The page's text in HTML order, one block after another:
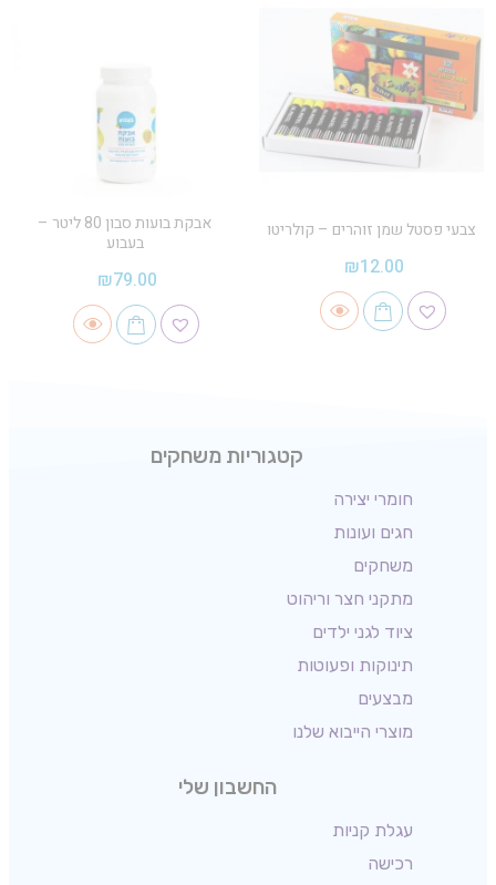
צבעי פסטל שמן זוהרים – קולריטו
₪12.00
אבקת בועות סבון 80 ליטר –
בעבוע
₪79.00
קטגוריות משחקים
חומרי יצירה
חגים ועונות
משחקים
מתקני חצר וריהוט
ציוד לגני ילדים
תינוקות ופעוטות
מבצעים
מוצרי הייבוא שלנו
החשבון שלי
עגלת קניות
רכישה